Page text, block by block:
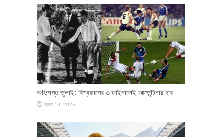
অভিশপ্ত জুলাই: বিশ্বকাপের ৩ ফাইনালেই আর্জেন্টিনার হার
জুলাই 19, 2026